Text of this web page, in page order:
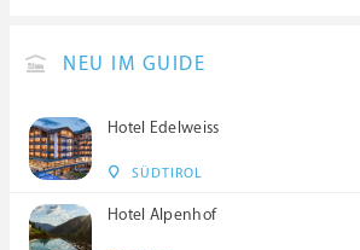
NEU IM GUIDE
Hotel Edelweiss
SÜDTIROL
Hotel Alpenhof